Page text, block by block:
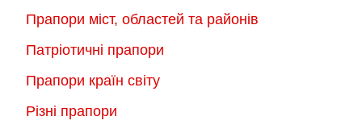
Прапори міст, областей та районів
Патріотичні прапори
Прапори країн світу
Різні прапори